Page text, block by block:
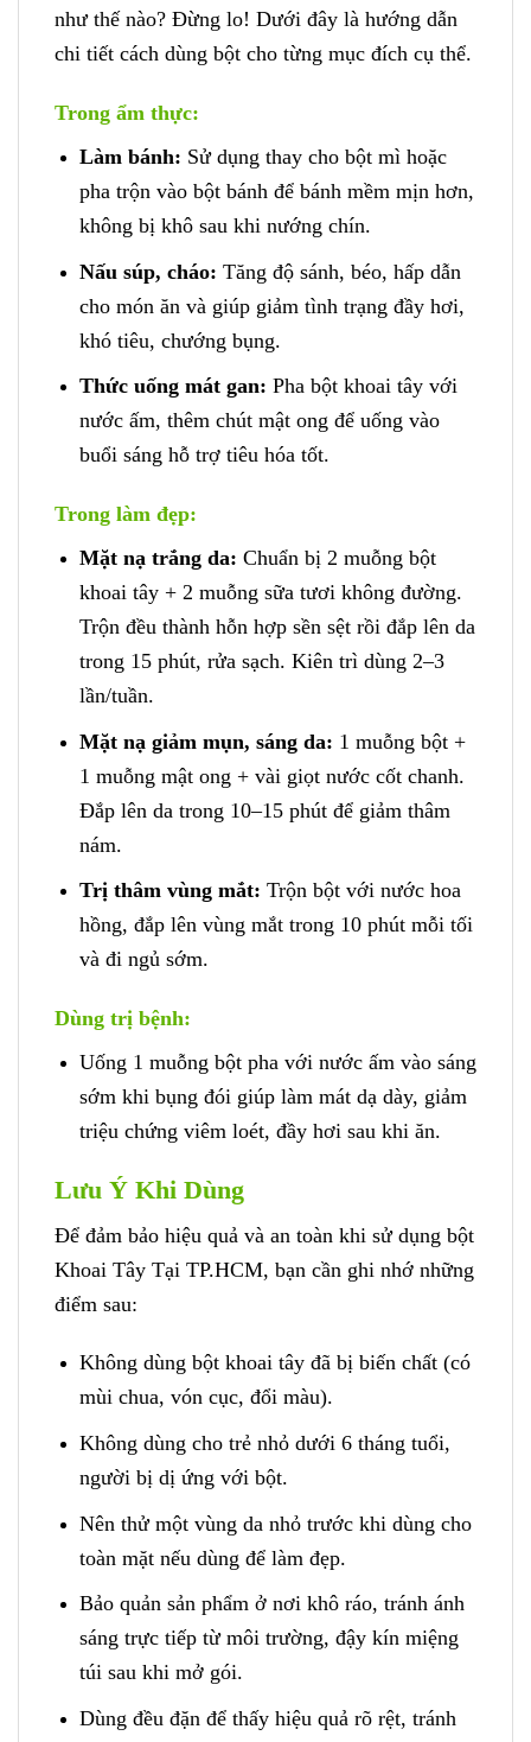
như thế nào? Đừng lo! Dưới đây là hướng dẫn
chi tiết cách dùng bột cho từng mục đích cụ thể.
Trong ẩm thực:
Làm bánh: Sử dụng thay cho bột mì hoặc
pha trộn vào bột bánh để bánh mềm mịn hơn,
không bị khô sau khi nướng chín.
Nấu súp, cháo: Tăng độ sánh, béo, hấp dẫn
cho món ăn và giúp giảm tình trạng đầy hơi,
khó tiêu, chướng bụng.
Thức uống mát gan: Pha bột khoai tây với
nước ấm, thêm chút mật ong để uống vào
buổi sáng hỗ trợ tiêu hóa tốt.
Trong làm đẹp:
Mặt nạ trắng da: Chuẩn bị 2 muỗng bột
khoai tây + 2 muỗng sữa tươi không đường.
Trộn đều thành hỗn hợp sền sệt rồi đắp lên da
trong 15 phút, rửa sạch. Kiên trì dùng 2–3
lần/tuần.
Mặt nạ giảm mụn, sáng da: 1 muỗng bột +
1 muỗng mật ong + vài giọt nước cốt chanh.
Đắp lên da trong 10–15 phút để giảm thâm
nám.
Trị thâm vùng mắt: Trộn bột với nước hoa
hồng, đắp lên vùng mắt trong 10 phút mỗi tối
và đi ngủ sớm.
Dùng trị bệnh:
Uống 1 muỗng bột pha với nước ấm vào sáng
sớm khi bụng đói giúp làm mát dạ dày, giảm
triệu chứng viêm loét, đầy hơi sau khi ăn.
Lưu Ý Khi Dùng
Để đảm bảo hiệu quả và an toàn khi sử dụng bột
Khoai Tây Tại TP.HCM, bạn cần ghi nhớ những
điểm sau:
Không dùng bột khoai tây đã bị biến chất (có
mùi chua, vón cục, đổi màu).
Không dùng cho trẻ nhỏ dưới 6 tháng tuổi,
người bị dị ứng với bột.
Nên thử một vùng da nhỏ trước khi dùng cho
toàn mặt nếu dùng để làm đẹp.
Bảo quản sản phẩm ở nơi khô ráo, tránh ánh
sáng trực tiếp từ môi trường, đậy kín miệng
túi sau khi mở gói.
Dùng đều đặn để thấy hiệu quả rõ rệt, tránh